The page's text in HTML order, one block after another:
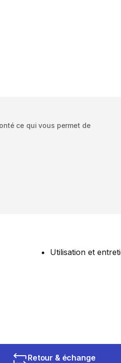
ce qui vous permet de
Utilisation et
Retour & échange